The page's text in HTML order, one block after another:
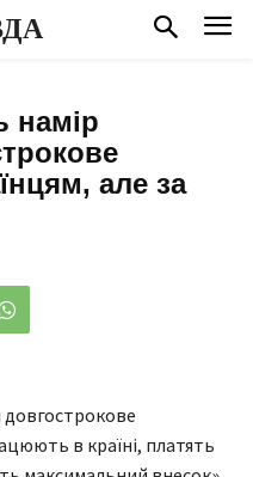
намір
але за
в країні, платять